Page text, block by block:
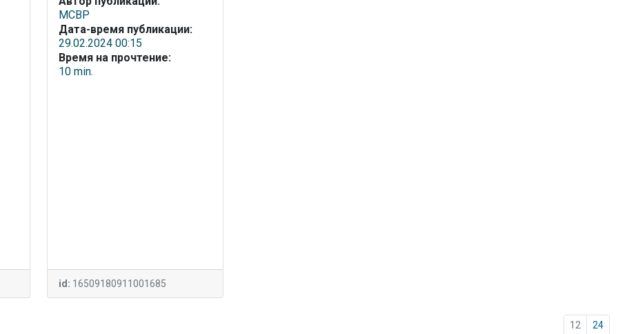
МСВР
Дата-время публикации:
29.02.2024 00:15
Время на прочтение:
10 min.
id: 16509180911001685
12 24